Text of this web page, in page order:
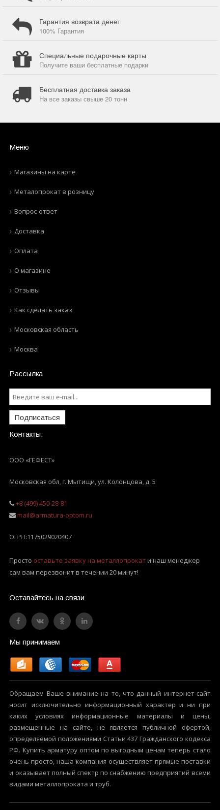
Гарантия возврата денег
100% Гарантия
Специальные подарочные карты
Получите ваши бесплатные подарки
Бесплатная доставка заказа
На все заказы свыше 20 тонн
Меню
Магазины на карте
Металопрокат в розницу
Вопрос-ответ
Доставка
Оплата
О магазине
Отзывы
Как сделать заказ
Московская область
Москва
Рассылка
Подписаться
Контакты:
ООО «ГЕФЕСТ»
Московская обл, г. Мытищи,ул. Колонцова, д. 5
+8 (499) 450-28-81
mail@armatura-optom.ru
ОГРН:1175029020407
Просто оставьте заявку на металлопрокати наш менеджер
сам вам перезвонит в течении 20 минут!
Оставайтесь на связи
Мы принимаем
Обращаем Ваше внимание на то, что данный интернет-сайт
носит исключительно информационный характер и ни при
каких условиях информационные материалы и цены,
размещенные на сайте, не является публичной офертой,
определяемой положениями Статьи 437 Гражданского кодекса
РФ. Купить арматуру оптом по выгодным ценам теперь стало
очень просто, наша компания осуществляет прямые поставки
и оказывает полный спектр по снабжению предприятий всеми
видами металлопроката и труб.